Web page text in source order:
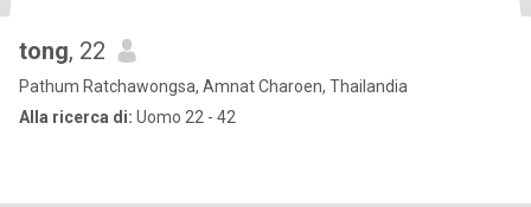
tong, 22
Pathum Ratchawongsa, Amnat Charoen, Thailandia
Alla ricerca di: Uomo 22 - 42